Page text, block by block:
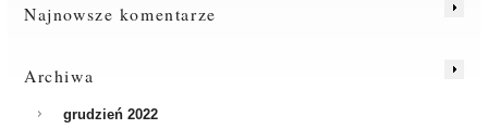
Najnowsze komentarze
Archiwa
grudzień 2022